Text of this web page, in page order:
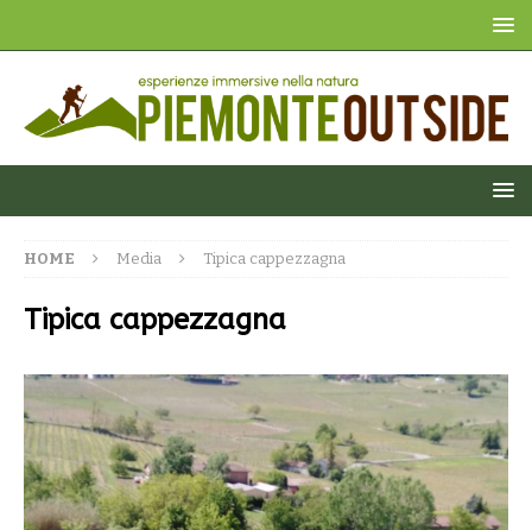
HOME Media Tipica cappezzagna
Tipica cappezzagna